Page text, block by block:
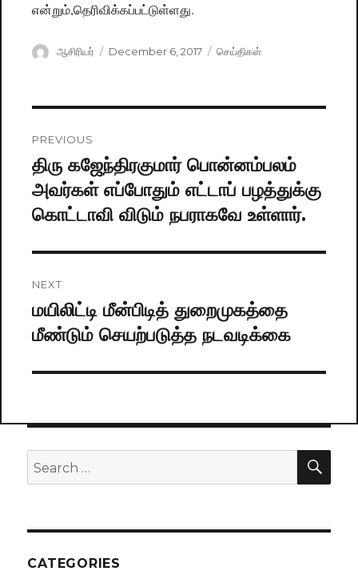
என்றும்,தெரிவிக்கப்பட்டுள்ளது.
Author
ஆசிரியர்
Posted
December 6, 2017 Categories
செய்திகள்
navigation
PREVIOUS
Previous
post:
திரு கஜேந்திரகுமார் பொன்னம்பலம்
அவர்கள் எப்போதும் எட்டாப் பழத்துக்கு
கொட்டாவி விடும் நபராகவே உள்ளார்.
NEXT
Next
post:
மயிலிட்டி மீன்பிடித் துறைமுகத்தை
மீண்டும் செயற்படுத்த நடவடிக்கை
Search
for:
CATEGORIES